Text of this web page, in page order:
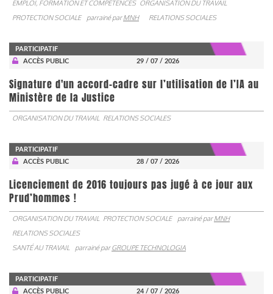
EMPLOI, FORMATION ET COMPÉTENCES ORGANISATION DU TRAVAIL
PROTECTION SOCIALE
parrainé parMNH RELATIONS SOCIALES
PARTICIPATIF
ACCÈS PUBLIC
29 / 07 / 2026
Signature d'un accord-cadre sur l’utilisation de l’IA au
Ministère de la Justice
ORGANISATION DU TRAVAIL RELATIONS SOCIALES
PARTICIPATIF
ACCÈS PUBLIC
28 / 07 / 2026
Licenciement de 2016 toujours pas jugé à ce jour aux
Prud’hommes !
ORGANISATION DU TRAVAIL PROTECTION SOCIALE parrainé parMNH
RELATIONS SOCIALES
SANTÉ AU TRAVAIL
parrainé parGROUPE TECHNOLOGIA
PARTICIPATIF
ACCÈS PUBLIC
24 / 07 / 2026